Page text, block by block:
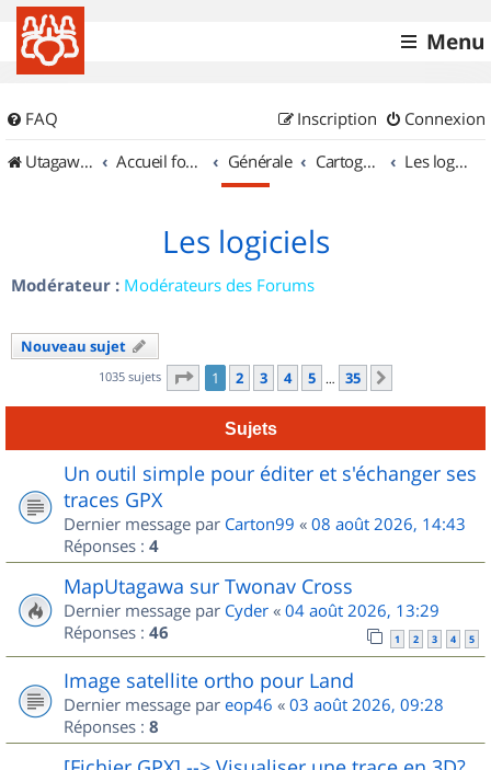
Menu
FAQ Connexion
Inscription
UtagawaVTT (Randos VTT et VTTAE avec traces GPS)
Accueil forum Générale Cartographie et GPS Les logiciels
Les logiciels
Modérateur : Modérateurs des Forums
Nouveau sujet
1035 sujets Page 1sur
1 2 3 4 5 … 35
Sujets
Un outil simple pour éditer et s'échanger ses
traces GPX
Dernier message par Carton99 « 08 août 2026, 14:43
Réponses : 4
MapUtagawa sur Twonav Cross
Dernier message par Cyder « 04 août 2026, 13:29
Réponses : 46 1 2 3 4 5
Image satellite ortho pour Land
Dernier message par eop46 « 03 août 2026, 09:28
Réponses : 8